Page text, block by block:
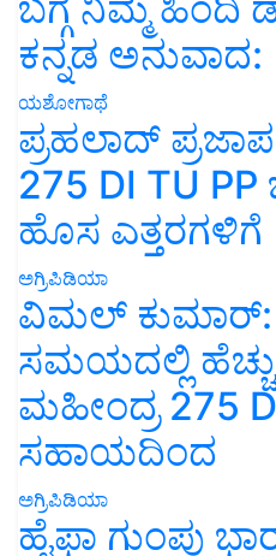
ಕನ್ನಡ ಅನುವಾದ:
ಯಶೋಗಾಥೆ
ಪ್ರಹಲಾದ್
275 DI TU
ಹೊಸ ಎತ್ತರಗಳಿಗೆ
ಅಗ್ರಿಪಿಡಿಯಾ
ವಿಮಲ್
ಸಮಯದಲ್ಲಿ
ಮಹೀಂದ್ರ 275
ಸಹಾಯದಿಂದ
ಅಗ್ರಿಪಿಡಿಯಾ
ಹೈಫಾ ಗುಂಪು